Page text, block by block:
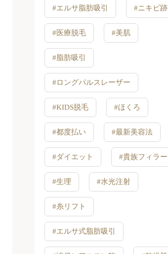
#エルサ脂肪吸引 #ニキビ跡
#医療脱毛 #美肌
#脂肪吸引
#ロングパルスレーザー
#KIDS脱毛 #ほくろ
#都度払い #最新美容法
#ダイエット #貴族フィラー
#生理 #水光注射
#糸リフト
#エルサ式脂肪吸引